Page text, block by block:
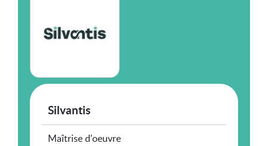
Silvantis
Maîtrise d'oeuvre